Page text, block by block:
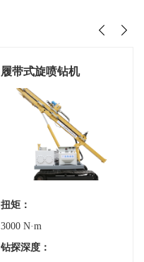
履带式旋喷钻机
扭矩：
3000 N·m
钻探深度：